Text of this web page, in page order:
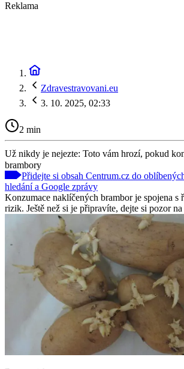
Reklama
Zdravestravovani.eu
3. 10. 2025, 02:33
2 min
Už nikdy je nejezte: Toto vám hrozí, pokud
brambory
Přidejte si obsah Centrum.cz do
hledání a Google zprávy
Konzumace naklíčených brambor je spojena s
rizik. Ještě než si je připravíte, dejte si pozor